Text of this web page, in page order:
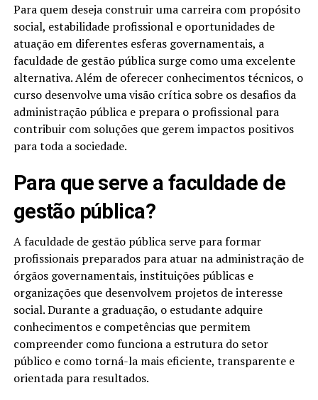
Para quem deseja construir uma carreira com propósito
social, estabilidade profissional e oportunidades de
atuação em diferentes esferas governamentais, a
faculdade de gestão pública surge como uma excelente
alternativa. Além de oferecer conhecimentos técnicos, o
curso desenvolve uma visão crítica sobre os desafios da
administração pública e prepara o profissional para
contribuir com soluções que gerem impactos positivos
para toda a sociedade.
Para que serve a faculdade de
gestão pública?
A faculdade de gestão pública serve para formar
profissionais preparados para atuar na administração de
órgãos governamentais, instituições públicas e
organizações que desenvolvem projetos de interesse
social. Durante a graduação, o estudante adquire
conhecimentos e competências que permitem
compreender como funciona a estrutura do setor
público e como torná-la mais eficiente, transparente e
orientada para resultados.